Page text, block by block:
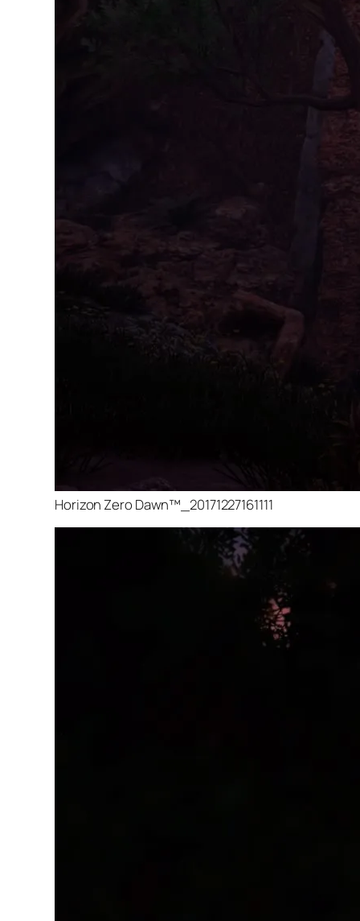
Horizon Zero Dawn™_20171227161111